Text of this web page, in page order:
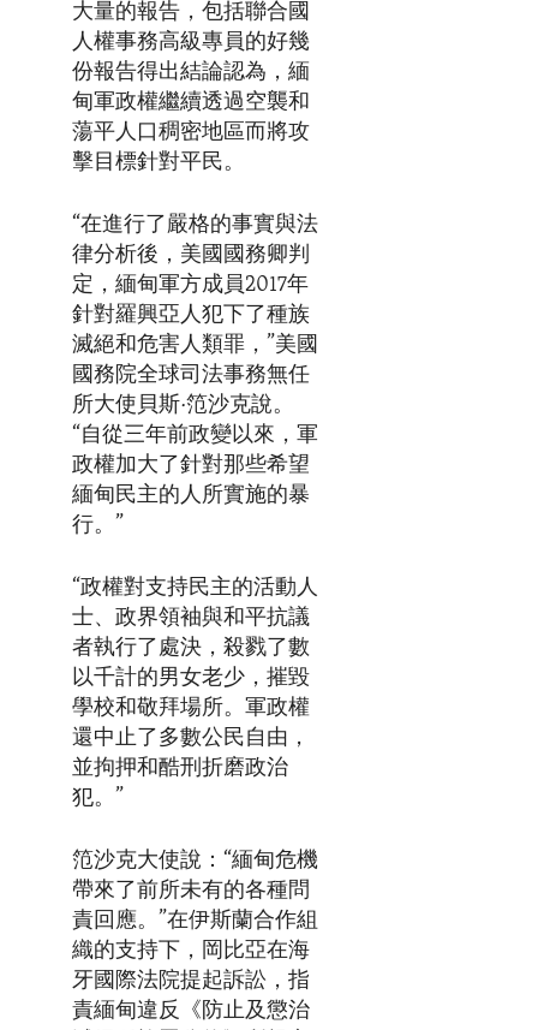
大量的報告，包括聯合國
人權事務高級專員的好幾
份報告得出結論認為，緬
甸軍政權繼續透過空襲和
蕩平人口稠密地區而將攻
擊目標針對平民。
“在進行了嚴格的事實與法
律分析後，美國國務卿判
定，緬甸軍方成員2017年
針對羅興亞人犯下了種族
滅絕和危害人類罪，”美國
國務院全球司法事務無任
所大使貝斯·笵沙克說。
“自從三年前政變以來，軍
政權加大了針對那些希望
緬甸民主的人所實施的暴
行。”
“政權對支持民主的活動人
士、政界領袖與和平抗議
者執行了處決，殺戮了數
以千計的男女老少，摧毀
學校和敬拜場所。軍政權
還中止了多數公民自由，
並拘押和酷刑折磨政治
犯。”
笵沙克大使說：“緬甸危機
帶來了前所未有的各種問
責回應。”在伊斯蘭合作組
織的支持下，岡比亞在海
牙國際法院提起訴訟，指
責緬甸違反《防止及懲治